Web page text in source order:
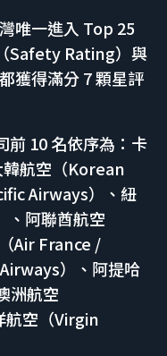
唯一進入 Top 25
Safety Rating）與
獲得滿分 7 顆星評
前 10 名依序為：卡
航空（Korean
Airways）、紐
阿聯酋航空
Air France /
）、阿提哈
洲航空
航空（Virgin